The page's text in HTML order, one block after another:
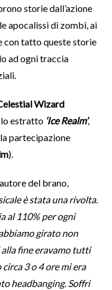
storie dall’azione
apocalissi di zombi, ai
con tatto queste storie
ad ogni traccia
Wizard
estratto ‘Ice Realm’,
partecipazione
).
del brano,
è stata una rivolta.
al 110% per ogni
girato non
alla fine eravamo tutti
3 o 4 ore mi era
headbanging. Soffri